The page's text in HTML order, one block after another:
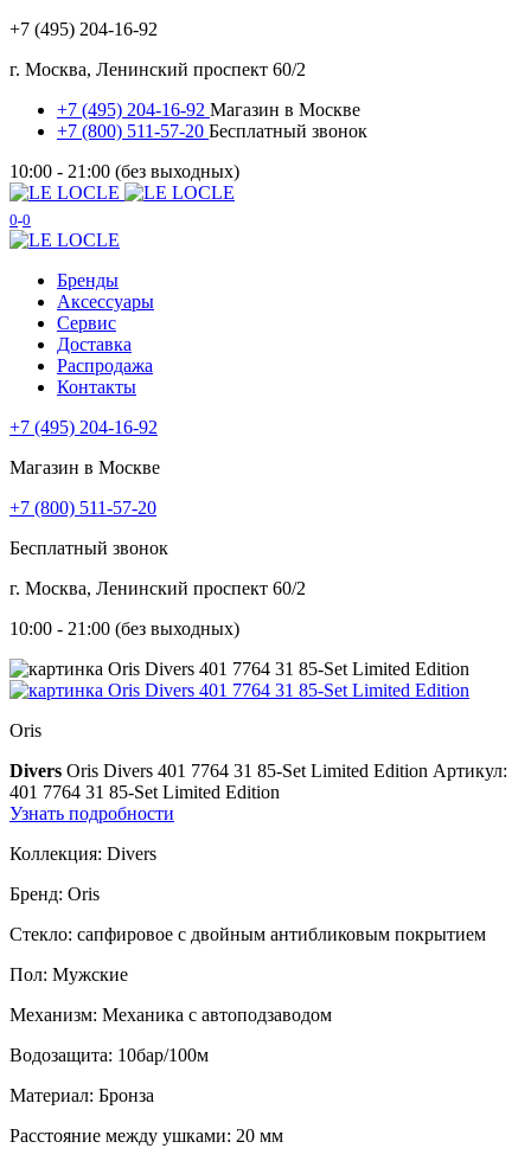
+7 (495) 204-16-92
г. Москва, Ленинский проспект 60/2
+7 (495) 204-16-92 Магазин в Москве
+7 (800) 511-57-20 Бесплатный звонок
10:00 - 21:00 (без выходных)
0 0
Бренды
Аксессуары
Сервис
Доставка
Распродажа
Контакты
+7 (495) 204-16-92
Магазин в Москве
+7 (800) 511-57-20
Бесплатный звонок
г. Москва, Ленинский проспект 60/2
10:00 - 21:00 (без выходных)
Oris
Divers Oris Divers 401 7764 31 85-Set Limited Edition Артикул:
401 7764 31 85-Set Limited Edition
Узнать подробности
Коллекция: Divers
Бренд: Oris
Стекло: сапфировое с двойным антибликовым покрытием
Пол: Мужские
Механизм: Механика с автоподзаводом
Водозащита: 10бар/100м
Материал: Бронза
Расстояние между ушками: 20 мм